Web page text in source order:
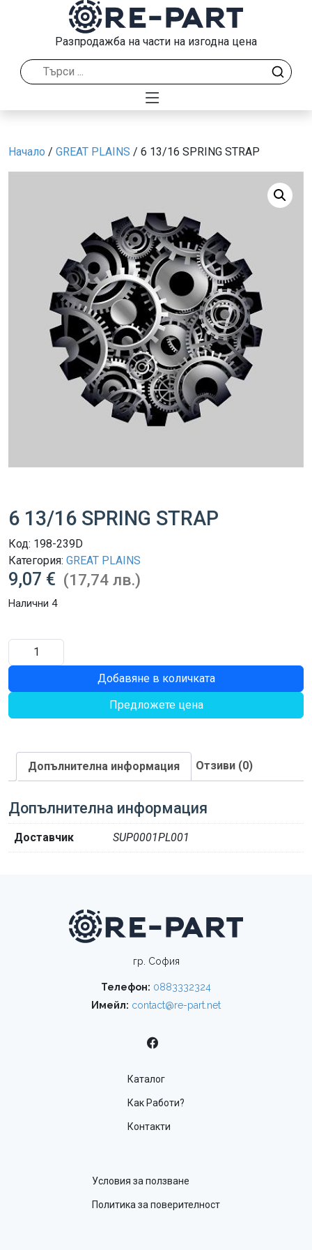
Разпродажба на части на изгодна цена
Начало / GREAT PLAINS / 6 13/16 SPRING STRAP
6 13/16 SPRING STRAP
Код: 198-239D
Категория: GREAT PLAINS
9,07 € (17,74 лв.)
Налични 4
количество
за
13/16
SPRING
Добавяне в количката
Предложете цена
Допълнителна информация Отзиви (0)
Допълнителна информация
Доставчик SUP0001PL001
гр. София
Телефон: 0883332324
Имейл: contact@re-part.net
Каталог
Как Работи?
Контакти
Условия за ползване
Политика за поверителност